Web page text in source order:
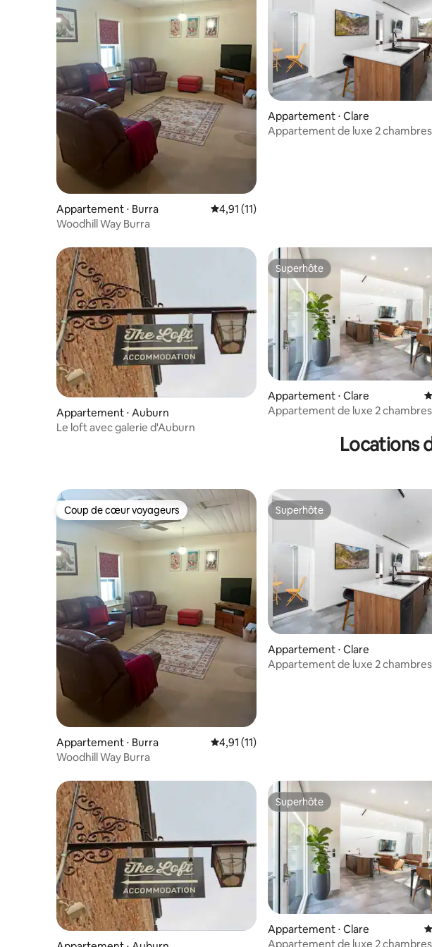
Appartement ⋅ Burra Évaluation moyenne sur la base de 11
4,91 (11)
Woodhill Way Burra
Appartement ⋅ Clare
Appartement de luxe 2 chambres
Appartement ⋅ Auburn
Le loft avec galerie d'Auburn
Superhôte
Superhôte
Appartement ⋅ Clare
Appartement de luxe 2 chambres
Locations
Coup de cœur voyageurs
Coup de cœur voyageurs
Appartement ⋅ Burra Évaluation moyenne sur la base de 11
4,91 (11)
Woodhill Way Burra
Superhôte
Superhôte
Appartement ⋅ Clare
Appartement de luxe 2 chambres
Superhôte
Superhôte
Appartement ⋅ Clare
Appartement de luxe 2 chambres